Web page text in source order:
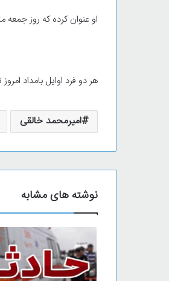
او عنوان‌ کرده که روز
هر دو فرد اوایل بامداد
امیرمحمد خالقی
نوشته های مشابه